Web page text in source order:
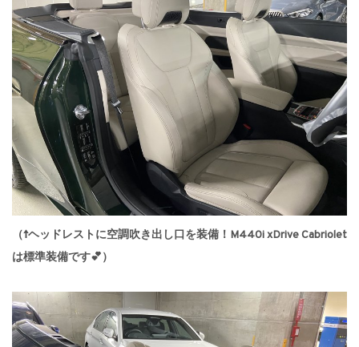
（↑ヘッドレストに空調吹き出し口を装備！M440i xDrive Cabriolet
は標準装備です💕）